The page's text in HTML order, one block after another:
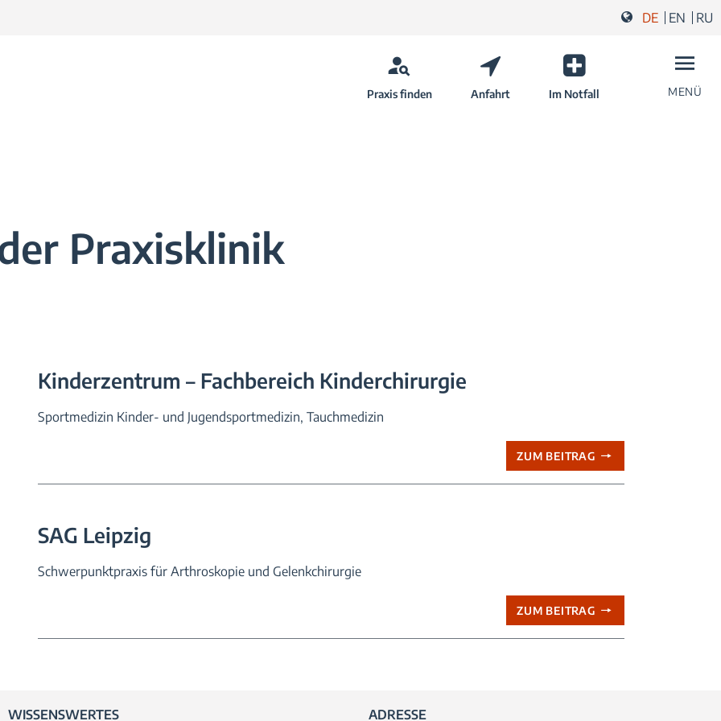
DE EN RU
Praxis finden Anfahrt Im Notfall MENÜ
Praxisklinik
Kinderzentrum – Fachbereich Kinderchirurgie
Sportmedizin Kinder- und Jugendsportmedizin, Tauchmedizin
ZUM BEITRAG
SAG Leipzig
Schwerpunktpraxis für Arthroskopie und Gelenkchirurgie
ZUM BEITRAG
WISSENSWERTES ADRESSE